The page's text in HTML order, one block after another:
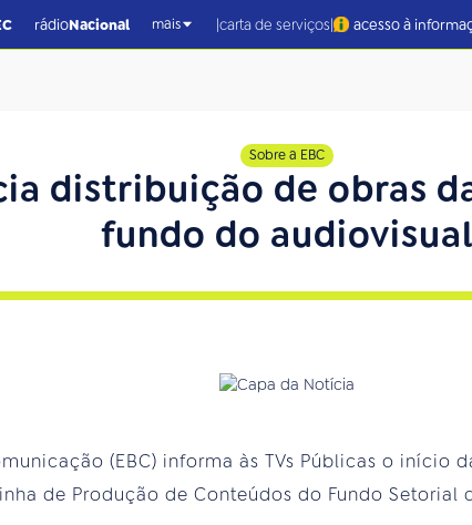
rádioNacional mais |carta de serviços| acesso à
Sobre a EBC
distribuição de obras
fundo do audiovisual
(EBC) informa às TVs Públicas o início
de Produção de Conteúdos do Fundo Setorial